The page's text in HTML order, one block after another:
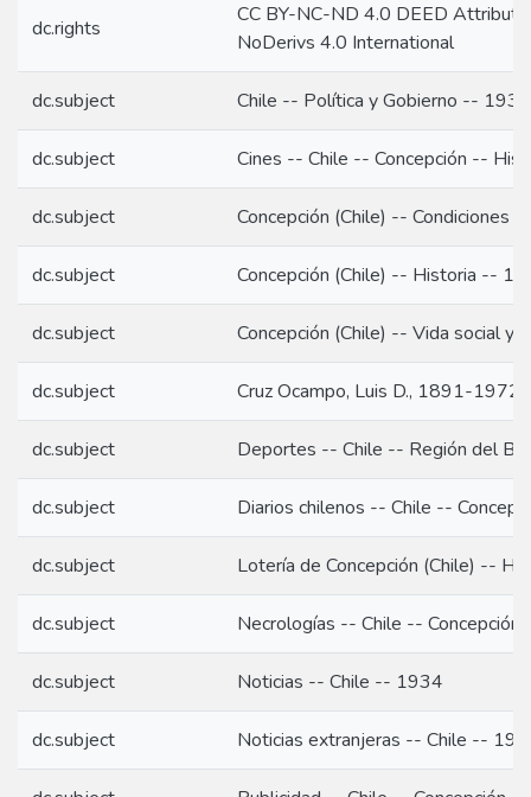
dc.rights
CC BY-NC-ND 4.0 DEED
NoDerivs 4.0 International
dc.subject Chile -- Política y Gobierno -- 1934
dc.subject Cines -- Chile -- Concepción --
dc.subject Concepción (Chile) -- Condiciones
dc.subject Concepción (Chile) -- Historia --
dc.subject Concepción (Chile) -- Vida social y
dc.subject Cruz Ocampo, Luis D., 1891-1972
dc.subject Deportes -- Chile -- Región del
dc.subject Diarios chilenos -- Chile --
dc.subject Lotería de Concepción (Chile) --
dc.subject Necrologías -- Chile -- Concepción
dc.subject Noticias -- Chile -- 1934
dc.subject Noticias extranjeras -- Chile --